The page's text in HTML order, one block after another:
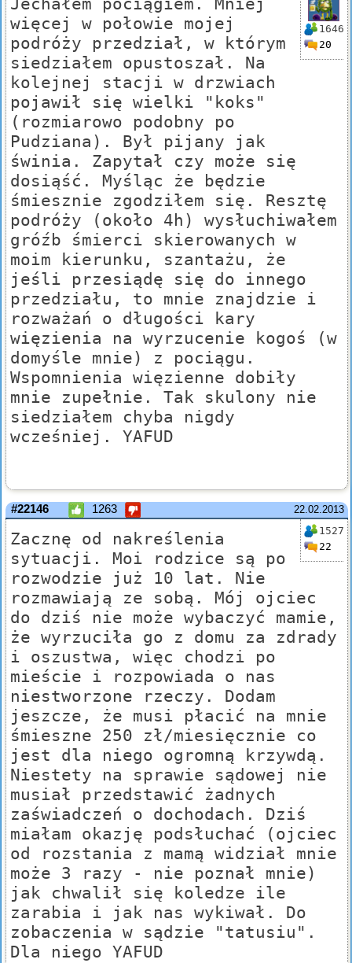
1646
20
więcej w połowie mojej
podróży przedział, w którym
siedziałem opustoszał. Na
kolejnej stacji w drzwiach
pojawił się wielki "koks"
(rozmiarowo podobny po
Pudziana). Był pijany jak
świnia. Zapytał czy może się
dosiąść. Myśląc że będzie
śmiesznie zgodziłem się. Resztę
podróży (około 4h) wysłuchiwałem
gróźb śmierci skierowanych w
moim kierunku, szantażu, że
jeśli przesiądę się do innego
przedziału, to mnie znajdzie i
rozważań o długości kary
więzienia na wyrzucenie kogoś (w
domyśle mnie) z pociągu.
Wspomnienia więzienne dobiły
mnie zupełnie. Tak skulony nie
siedziałem chyba nigdy
wcześniej. YAFUD
22.02.2013
#22146 1263
1527
22
Zacznę od nakreślenia
sytuacji. Moi rodzice są po
rozwodzie już 10 lat. Nie
rozmawiają ze sobą. Mój ojciec
do dziś nie może wybaczyć mamie,
że wyrzuciła go z domu za zdrady
i oszustwa, więc chodzi po
mieście i rozpowiada o nas
niestworzone rzeczy. Dodam
jeszcze, że musi płacić na mnie
śmieszne 250 zł/miesięcznie co
jest dla niego ogromną krzywdą.
Niestety na sprawie sądowej nie
musiał przedstawić żadnych
zaświadczeń o dochodach. Dziś
miałam okazję podsłuchać (ojciec
od rozstania z mamą widział mnie
może 3 razy - nie poznał mnie)
jak chwalił się koledze ile
zarabia i jak nas wykiwał. Do
zobaczenia w sądzie "tatusiu".
Dla niego YAFUD